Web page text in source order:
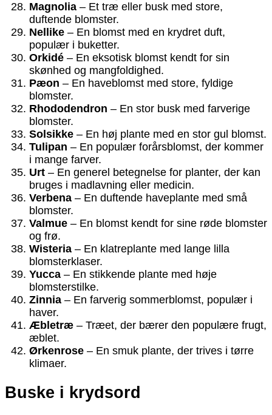
Magnolia – Et træ eller busk med store,
duftende blomster.
Nellike – En blomst med en krydret duft,
populær i buketter.
Orkidé – En eksotisk blomst kendt for sin
skønhed og mangfoldighed.
Pæon – En haveblomst med store, fyldige
blomster.
Rhododendron – En stor busk med farverige
blomster.
Solsikke – En høj plante med en stor gul blomst.
Tulipan – En populær forårsblomst, der kommer
i mange farver.
Urt – En generel betegnelse for planter, der kan
bruges i madlavning eller medicin.
Verbena – En duftende haveplante med små
blomster.
Valmue – En blomst kendt for sine røde blomster
og frø.
Wisteria – En klatreplante med lange lilla
blomsterklaser.
Yucca – En stikkende plante med høje
blomsterstilke.
Zinnia – En farverig sommerblomst, populær i
haver.
Æbletræ – Træet, der bærer den populære frugt,
æblet.
Ørkenrose – En smuk plante, der trives i tørre
klimaer.
Buske i krydsord